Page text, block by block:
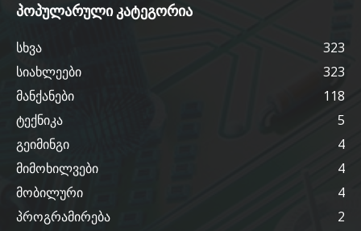
პოპულარული კატეგორია
სხვა
323
სიახლეები
323
მანქანები
118
ტექნიკა
5
გეიმინგი
4
მიმოხილვები
4
მობილური
4
პროგრამირება
2